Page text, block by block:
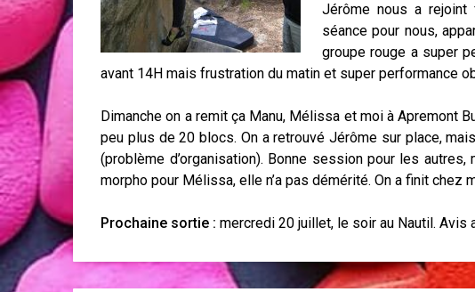
Jérôme nous a
séance pour nous,
groupe rouge a super
avant 14H mais frustration du matin et super performance
Dimanche on a remit ça Manu, Mélissa et moi à Apremont
peu plus de 20 blocs. On a retrouvé Jérôme sur place,
(problème d’organisation). Bonne session pour les
morpho pour Mélissa, elle n’a pas démérité. On a finit chez
Prochaine sortie : mercredi 20 juillet, le soir au Nautil. Avis